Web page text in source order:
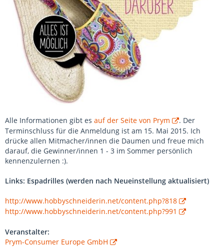
Alle Informationen gibt es auf der Seite von Prym
. Der
Terminschluss für die Anmeldung ist am 15. Mai 2015. Ich
drücke allen Mitmacher/innen die Daumen und freue mich
darauf, die Gewinner/innen 1 - 3 im Sommer persönlich
kennenzulernen :).
Links: Espadrilles (werden nach Neueinstellung aktualisiert)
http://www.hobbyschneiderin.net/content.php?818
http://www.hobbyschneiderin.net/content.php?991
Veranstalter:
Prym-Consumer Europe GmbH